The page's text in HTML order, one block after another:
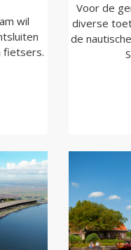
wil
fietsers.
Voor de
diverse
de